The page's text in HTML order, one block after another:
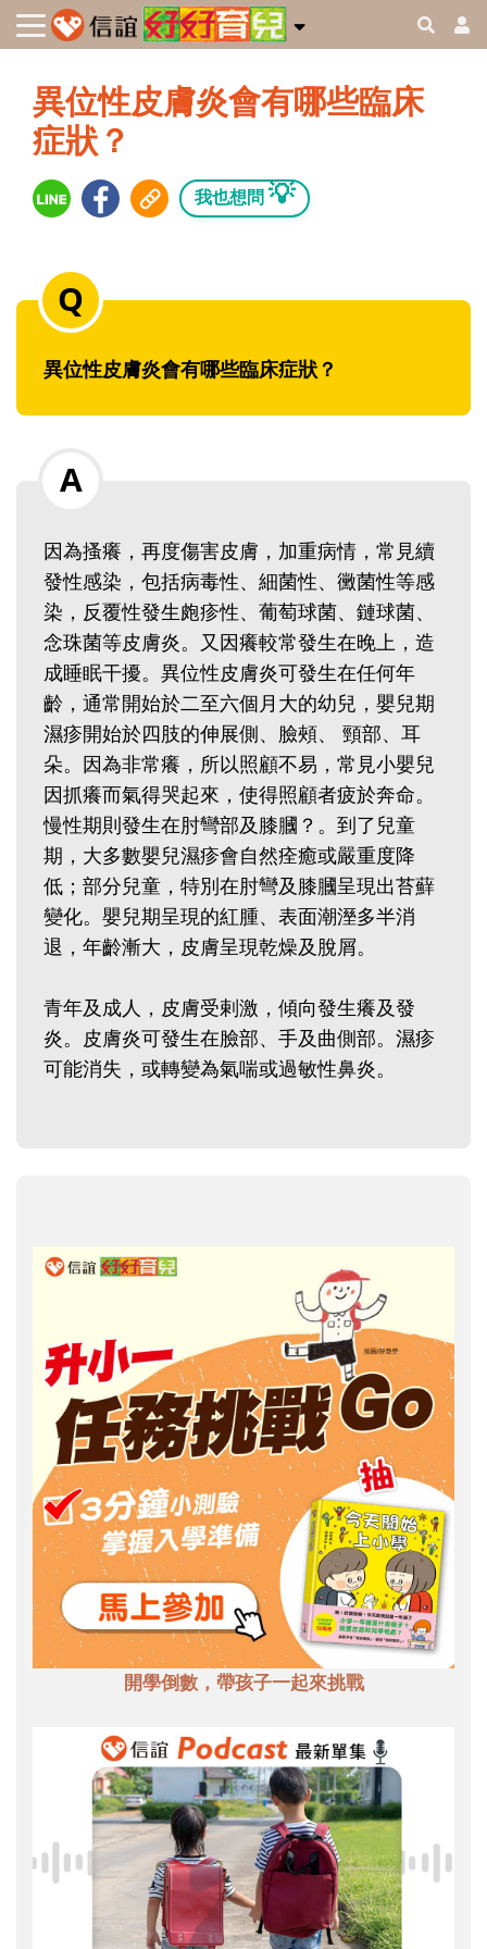
異位性皮膚炎會有哪些臨床
症狀？
我也想問 💡
異位性皮膚炎會有哪些臨床症狀？
因為搔癢，再度傷害皮膚，加重病情，常見續
發性感染，包括病毒性、細菌性、黴菌性等感
染，反覆性發生皰疹性、葡萄球菌、鏈球菌、
念珠菌等皮膚炎。又因癢較常發生在晚上，造
成睡眠干擾。異位性皮膚炎可發生在任何年
齡，通常開始於二至六個月大的幼兒，嬰兒期
濕疹開始於四肢的伸展側、臉頰、 頸部、耳
朵。因為非常癢，所以照顧不易，常見小嬰兒
因抓癢而氣得哭起來，使得照顧者疲於奔命。
慢性期則發生在肘彎部及膝膕？。到了兒童
期，大多數嬰兒濕疹會自然痊癒或嚴重度降
低；部分兒童，特別在肘彎及膝膕呈現出苔蘚
變化。嬰兒期呈現的紅腫、表面潮溼多半消
退，年齡漸大，皮膚呈現乾燥及脫屑。
青年及成人，皮膚受剌激，傾向發生癢及發
炎。皮膚炎可發生在臉部、手及曲側部。濕疹
可能消失，或轉變為氣喘或過敏性鼻炎。
開學倒數，帶孩子一起來挑戰